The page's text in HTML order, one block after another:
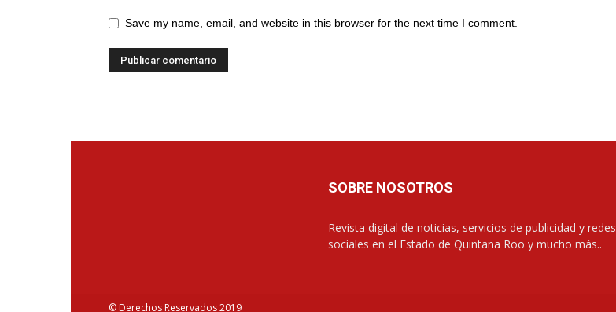
Save my name, email, and website in this browser for the next time I comment.
SOBRE NOSOTROS
Revista digital de noticias, servicios de publicidad y redes
sociales en el Estado de Quintana Roo y mucho más..
© Derechos Reservados 2019